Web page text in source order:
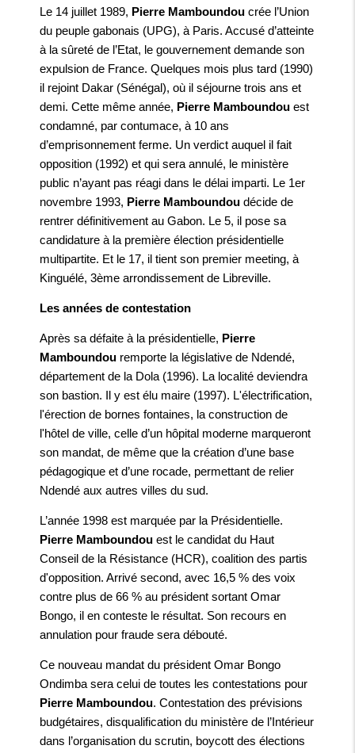
Le 14 juillet 1989, Pierre Mamboundou crée l’Union
du peuple gabonais (UPG), à Paris. Accusé d’atteinte
à la sûreté de l’Etat, le gouvernement demande son
expulsion de France. Quelques mois plus tard (1990)
il rejoint Dakar (Sénégal), où il séjourne trois ans et
demi. Cette même année, Pierre Mamboundou est
condamné, par contumace, à 10 ans
d’emprisonnement ferme. Un verdict auquel il fait
opposition (1992) et qui sera annulé, le ministère
public n’ayant pas réagi dans le délai imparti. Le 1er
novembre 1993, Pierre Mamboundou décide de
rentrer définitivement au Gabon. Le 5, il pose sa
candidature à la première élection présidentielle
multipartite. Et le 17, il tient son premier meeting, à
Kinguélé, 3ème arrondissement de Libreville.
Les années de contestation
Après sa défaite à la présidentielle, Pierre
Mamboundou remporte la législative de Ndendé,
département de la Dola (1996). La localité deviendra
son bastion. Il y est élu maire (1997). L'électrification,
l'érection de bornes fontaines, la construction de
l'hôtel de ville, celle d’un hôpital moderne marqueront
son mandat, de même que la création d’une base
pédagogique et d’une rocade, permettant de relier
Ndendé aux autres villes du sud.
L’année 1998 est marquée par la Présidentielle.
Pierre Mamboundou est le candidat du Haut
Conseil de la Résistance (HCR), coalition des partis
d'opposition. Arrivé second, avec 16,5 % des voix
contre plus de 66 % au président sortant Omar
Bongo, il en conteste le résultat. Son recours en
annulation pour fraude sera débouté.
Ce nouveau mandat du président Omar Bongo
Ondimba sera celui de toutes les contestations pour
Pierre Mamboundou. Contestation des prévisions
budgétaires, disqualification du ministère de l’Intérieur
dans l’organisation du scrutin, boycott des élections